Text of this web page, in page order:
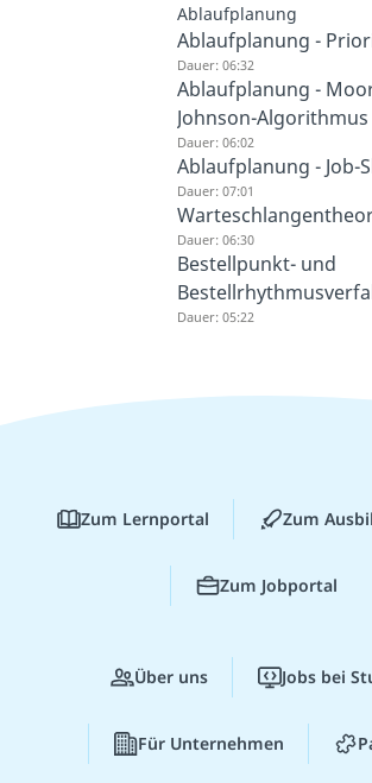
Ablaufplanung
Ablaufplanung -
Dauer: 06:32
Ablaufplanung -
Johnson-Algorithmus
Dauer: 06:02
Ablaufplanung - Job-
Dauer: 07:01
Dauer: 06:30
Bestellpunkt- und
Dauer: 05:22
Zum Lernportal Zum
Zum Jobportal
Über uns Jobs bei
Für Unternehmen